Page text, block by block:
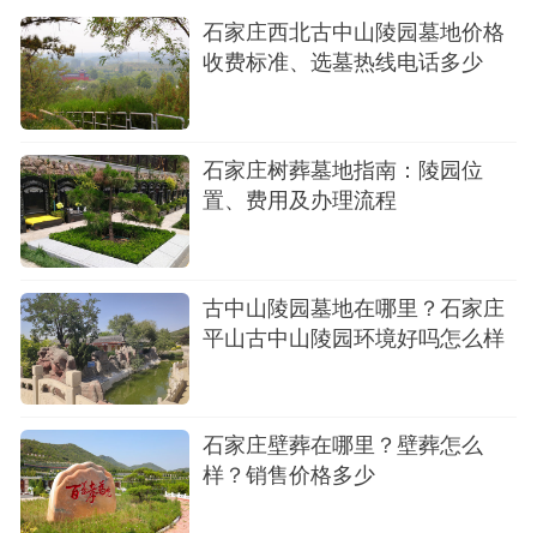
特殊性，具体价格可能因所选服务项目的不同而有
所差异。有意向选择壁葬服务的家属可以联系陵园
进行详细咨询。
葬墓地，以其独特的树葬和壁葬服务为逝者提供了
一个与大自然和谐共生的安息之所。
石家庄西北古中山陵园墓地价格
收费标准、选墓热线电话多少
石家庄树葬墓地指南：陵园位
置、费用及办理流程
古中山陵园墓地在哪里？石家庄
平山古中山陵园环境好吗怎么样
石家庄壁葬在哪里？壁葬怎么
样？销售价格多少